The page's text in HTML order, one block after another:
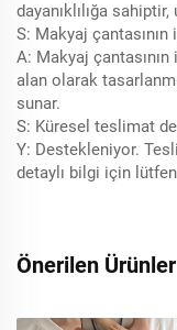
dayanıklılığa
S: Makyaj
A: Makyaj
alan olarak
sunar.
S: Küresel teslimat
Y: Destekleniyor.
detaylı bilgi için
Önerilen Ürünler